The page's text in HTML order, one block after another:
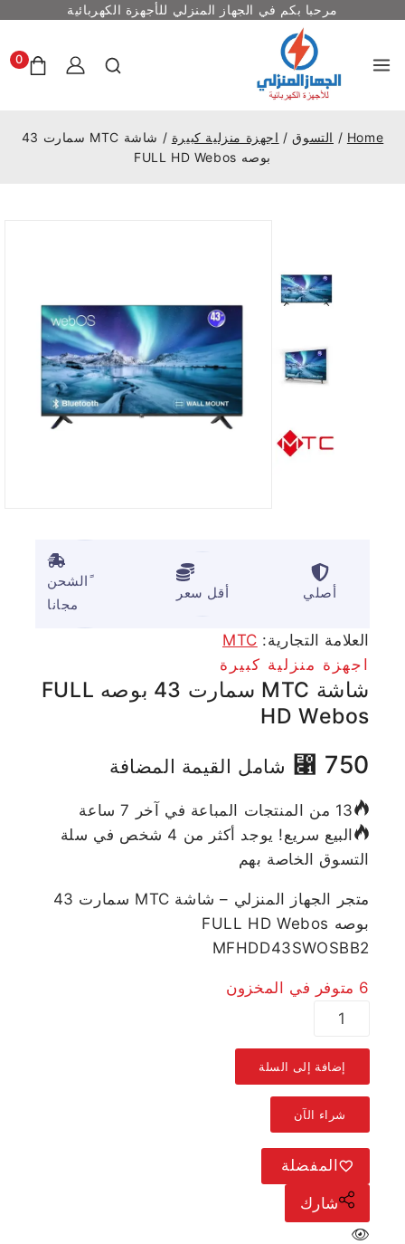
مرحبا بكم في الجهاز المنزلي للأجهزة الكهربائية
0
Home
/ التسوق / اجهزة منزلية كبيرة /
شاشة MTC سمارت 43
بوصه FULL HD Webos
أصلي أقل سعر
ًالشحن
مجانا
العلامة التجارية: MTC
اجهزة منزلية كبيرة
شاشة MTC سمارت 43 بوصه FULL
HD Webos
⃁ 750 شامل القيمة المضافة
13 من المنتجات المباعة في آخر 7 ساعة
البيع سريع! يوجد أكثر من 4 شخص في سلة
التسوق الخاصة بهم
متجر الجهاز المنزلي – شاشة MTC سمارت 43
بوصه FULL HD Webos
MFHDD43SWOSBB2
6 متوفر في المخزون
إضافة إلى السلة
شراء الآن
المفضلة
شارك